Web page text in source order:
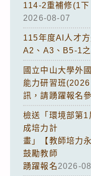
114-2重補修(1
2026-08-07
115年度AI人才
A2、A3、B5-1
國立中山大學外
能力研習班
訊，請踴躍報名
檢送「環境部第
成培力計
畫」【教師培力
鼓勵教師
踴躍報名2026-